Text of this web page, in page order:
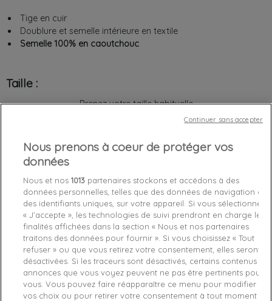
Tige en cuir
Doublure et semelle intérieure en textile
Semelle 100% en caoutchouc
Taille :
Prenez votre taille habituelle
Chez vous entre lesamedi 08/08/26et lelundi 10/08/26
Je craque ! favorite_border
Retours sous 100 jours
Produit certifié authentique
Nous prenons à coeur de protéger vos
données
Nous et nos1013 partenaires stockons et accédons à des
données personnelles, telles que des données de navigation ou
des identifiants uniques, sur votre appareil. Si vous sélectionnez
« J’accepte », les technologies de suivi prendront en charge les
finalités affichées dans la section « Nous et nos partenaires
traitons des données pour fournir ». Si vous choisissez « Tout
refuser » ou que vous retirez votre consentement, elles seront
désactivées. Si les traceurs sont désactivés, certains contenus et
annonces que vous voyez peuvent ne pas être pertinents pour
vous. Vous pouvez faire réapparaître ce menu pour modifier
vos choix ou pour retirer votre consentement à tout moment
Continuer sans accepter